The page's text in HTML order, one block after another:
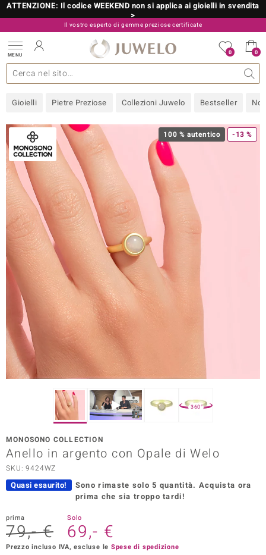
ATTENZIONE: Il codice WEEKEND non si applica ai gioielli in svendita
>
Il vostro esperto di gemme preziose certificate
800 986 787
MENU 0 0
Gioielli Pietre Preziose Collezioni Juwelo Bestseller
gioielli Design Metallo prezioso Misure anelli
più importanti Pietre preziose per colore Pietre preziose
with Love
Designs
SELECTION
Paraíso
Informazioni generali Approfondimenti Consigli
Acquistare in diretta Juwelo
100 % autentico -13 %
360°
MONOSONO COLLECTION
Anello in argento con Opale di Welo
SKU: 9424WZ
Quasi esaurito! Sono rimaste solo 5 quantità. Acquista ora
prima che sia troppo tardi!
prima
79,- €
Solo
69,- €
Prezzo incluso IVA, escluse le Spese di spedizione